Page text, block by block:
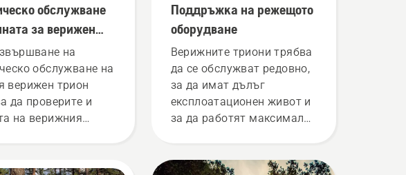
обслужване
за верижен
на
обслужване на
верижен трион
да проверите и
на верижния
или трябва
Поддръжка на режещото
оборудване
Верижните триони трябва
да се обслужват редовно,
за да имат дълъг
експлоатационен живот и
за да работят максимално
поддръжката, която